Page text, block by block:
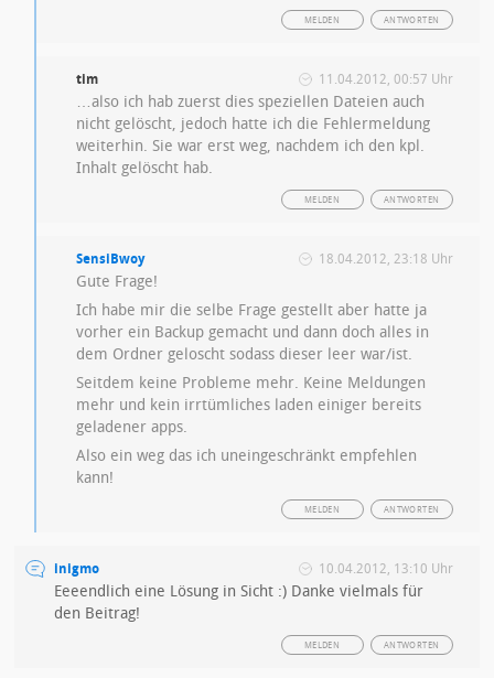
ANTWORTEN
MELDEN
tim 11.04.2012, 00:57 Uhr
…also ich hab zuerst dies speziellen Dateien auch
nicht gelöscht, jedoch hatte ich die Fehlermeldung
weiterhin. Sie war erst weg, nachdem ich den kpl.
Inhalt gelöscht hab.
ANTWORTEN
MELDEN
SensiBwoy 18.04.2012, 23:18 Uhr
Gute Frage!
Ich habe mir die selbe Frage gestellt aber hatte ja
vorher ein Backup gemacht und dann doch alles in
dem Ordner geloscht sodass dieser leer war/ist.
Seitdem keine Probleme mehr. Keine Meldungen
mehr und kein irrtümliches laden einiger bereits
geladener apps.
Also ein weg das ich uneingeschränkt empfehlen
kann!
ANTWORTEN
MELDEN
inigmo 10.04.2012, 13:10 Uhr
Eeeendlich eine Lösung in Sicht :) Danke vielmals für
den Beitrag!
ANTWORTEN
MELDEN